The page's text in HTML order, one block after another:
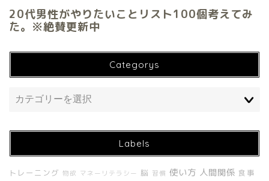
Categorys
Labels
トレーニング 物欲 マネーリテラシー 脳 習慣 使い方 人間関係 食事
ホーム